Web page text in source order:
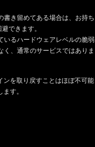
書き留めてある場合は、お持ち
できます。
いるハードウェアレベルの脆弱
、通常のサービスではありま
ンを取り戻すことはほぼ不可能
す。